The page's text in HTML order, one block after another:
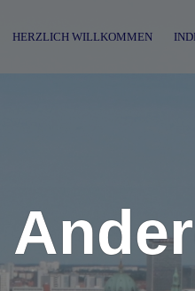
HERZLICH WILLKOMMEN